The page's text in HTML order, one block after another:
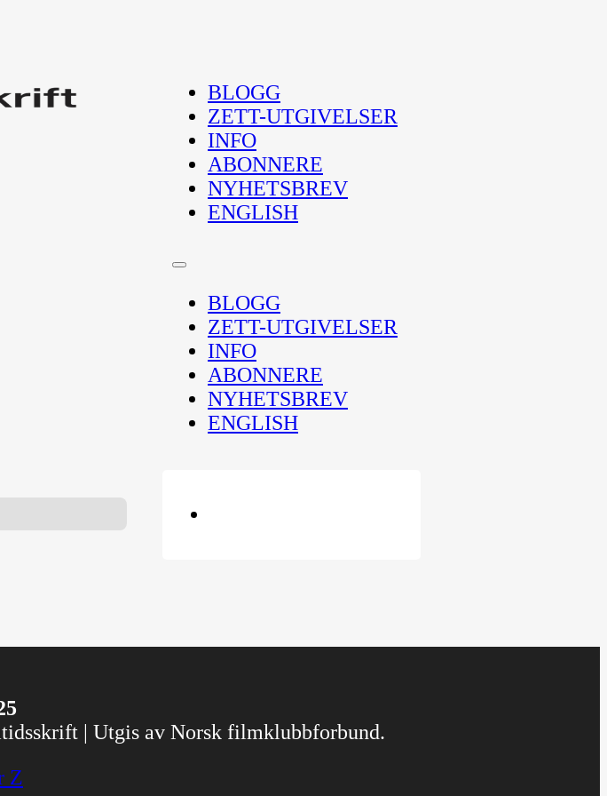
BLOGG
ZETT-UTGIVELSER
INFO
ABONNERE
NYHETSBREV
ENGLISH
BLOGG
ZETT-UTGIVELSER
INFO
ABONNERE
NYHETSBREV
ENGLISH
| Utgis av Norsk filmklubbforbund.
Z